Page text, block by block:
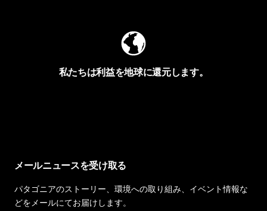
私たちは利益を地球に還元します。
メールニュースを受け取る
パタゴニアのストーリー、環境への取り組み、イベント情報な
どをメールにてお届けします。